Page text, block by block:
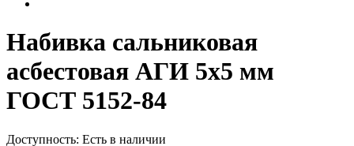
Набивка сальниковая
асбестовая АГИ 5х5 мм
ГОСТ 5152-84
Доступность: Есть в наличии